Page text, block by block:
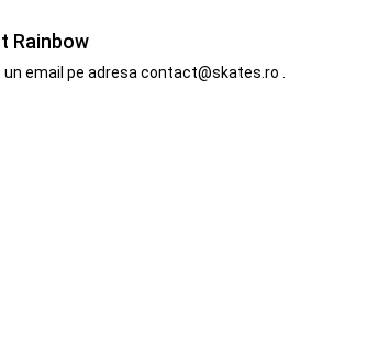
Rainbow
email pe adresa contact@skates.ro .